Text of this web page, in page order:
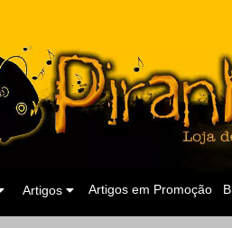
Artigos em Promoção
Artigos